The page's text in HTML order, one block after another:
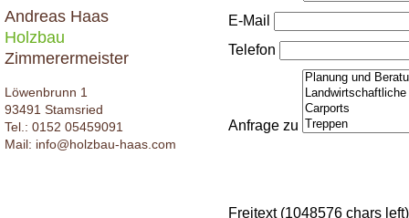
Andreas Haas
Holzbau
Zimmerermeister
Löwenbrunn 1
93491 Stamsried
Tel.: 0152 05459091
Mail: info@holzbau-haas.com
E-Mail
Telefon
Anfrage zu
Freitext (1048576 chars left)